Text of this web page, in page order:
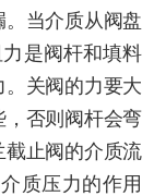
当介质从阀盘
是阀杆和填料
关阀的力要大
否则阀杆会弯
止阀的介质流
质压力的作用